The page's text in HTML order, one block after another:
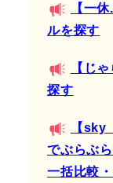
【一
ルを探す
【じ
探す
【
でぶらぶ
一括比較